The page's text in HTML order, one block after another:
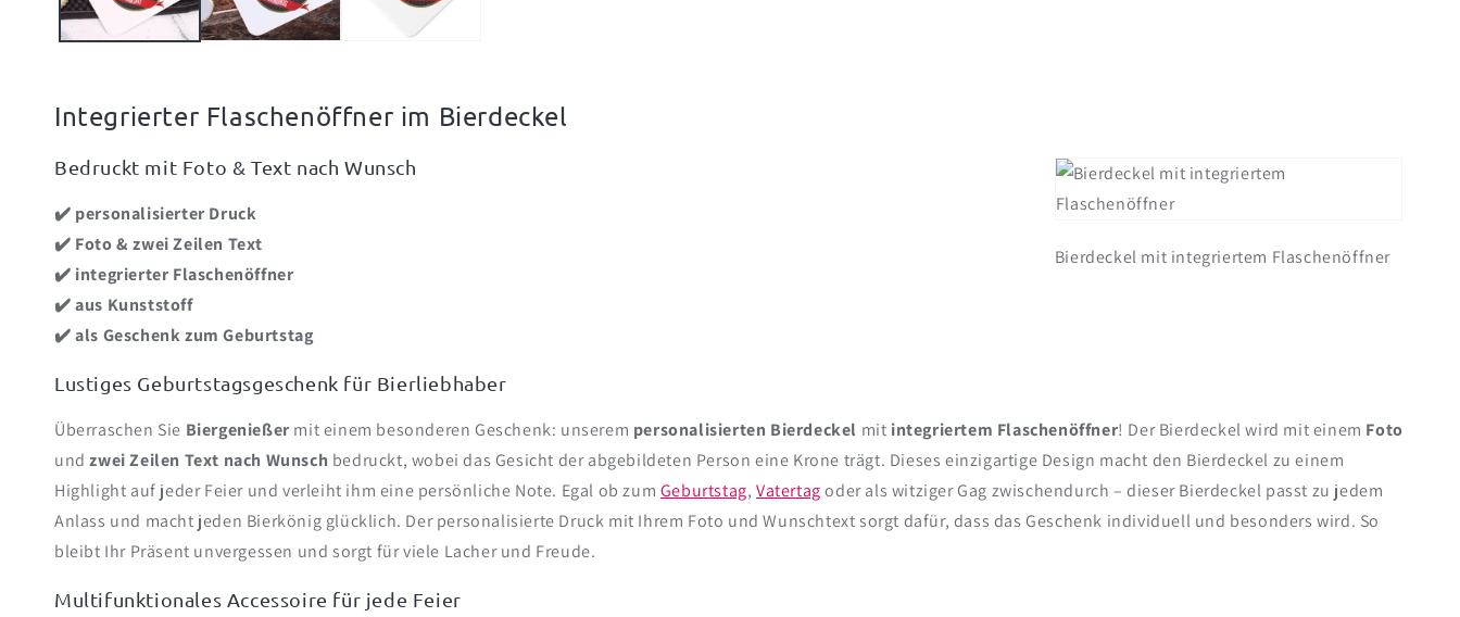
Integrierter Flaschenöffner im Bierdeckel
Bierdeckel mit integriertem Flaschenöffner
Bedruckt mit Foto & Text nach Wunsch
✔️ personalisierter Druck
✔️ Foto & zwei Zeilen Text
✔️ integrierter Flaschenöffner
✔️ aus Kunststoff
✔️ als Geschenk zum Geburtstag
Lustiges Geburtstagsgeschenk für Bierliebhaber
Überraschen Sie Biergenießermit einem besonderen Geschenk: unserem personalisierten Bierdeckel mit integriertem Flaschenöffner! Der Bierdeckel wird mit einem Foto
undzwei Zeilen Text nach Wunsch bedruckt, wobei das Gesicht der abgebildeten Person eine Krone trägt. Dieses einzigartige Design macht den Bierdeckel zu einem
Highlight auf jeder Feier und verleiht ihm eine persönliche Note. Egal ob zum Geburtstag,Vatertagoder als witziger Gag zwischendurch – dieser Bierdeckel passt zu jedem
Anlass und macht jeden Bierkönig glücklich. Der personalisierte Druck mit Ihrem Foto und Wunschtext sorgt dafür, dass das Geschenk individuell und besonders wird. So
bleibt Ihr Präsent unvergessen und sorgt für viele Lacher und Freude.
Multifunktionales Accessoire für jede Feier